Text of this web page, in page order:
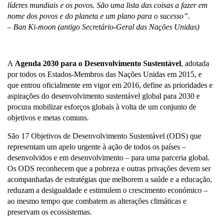
líderes mundiais e os povos. São uma lista das coisas a fazer em
nome dos povos e do planeta e um plano para o sucesso”.
– Ban Ki-moon (antigo Secretário-Geral das Nações Unidas)
A Agenda 2030 para o Desenvolvimento Sustentável, adotada
por todos os Estados-Membros das Nações Unidas em 2015, e
que entrou oficialmente em vigor em 2016, define as prioridades e
aspirações do desenvolvimento sustentável global para 2030 e
procura mobilizar esforços globais à volta de um conjunto de
objetivos e metas comuns.
São 17 Objetivos de Desenvolvimento Sustentável (ODS) que
representam um apelo urgente à ação de todos os países –
desenvolvidos e em desenvolvimento – para uma parceria global.
Os ODS reconhecem que a pobreza e outras privações devem ser
acompanhadas de estratégias que melhorem a saúde e a educação,
reduzam a desigualdade e estimulem o crescimento económico –
ao mesmo tempo que combatem as alterações climáticas e
preservam os ecossistemas.